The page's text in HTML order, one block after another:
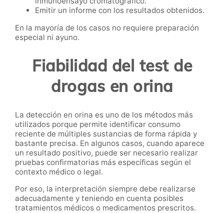
Emitir un informe con los resultados obtenidos.
En la mayoría de los casos no requiere preparación
especial ni ayuno.
Fiabilidad del test de
drogas en orina
La detección en orina es uno de los métodos más
utilizados porque permite identificar consumo
reciente de múltiples sustancias de forma rápida y
bastante precisa. En algunos casos, cuando aparece
un resultado positivo, puede ser necesario realizar
pruebas confirmatorias más específicas según el
contexto médico o legal.
Por eso, la interpretación siempre debe realizarse
adecuadamente y teniendo en cuenta posibles
tratamientos médicos o medicamentos prescritos.